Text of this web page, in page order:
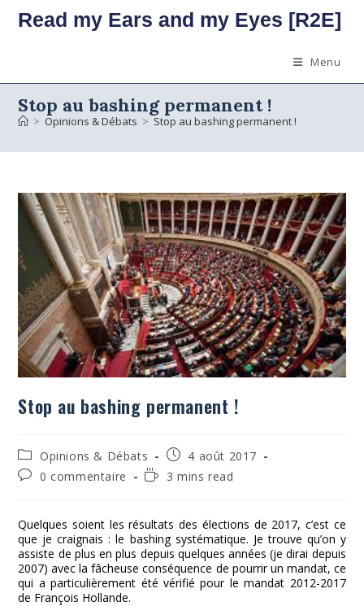
Read my Ears and my Eyes [R2E]
Menu
Stop au bashing permanent !
> Opinions & Débats > Stop au bashing permanent !
Stop au bashing permanent !
Post
category:
Opinions & Débats
Publication
publiée :
4 août 2017
Commentaires
publication :
0 commentaire
Temps3 mins read
Quelques soient les résultats des élections de 2017, c’est ce
que je craignais : le bashing systématique. Je trouve qu’on y
assiste de plus en plus depuis quelques années (je dirai depuis
2007) avec la fâcheuse conséquence de pourrir un mandat, ce
qui a particulièrement été vérifié pour le mandat 2012-2017
de François Hollande.